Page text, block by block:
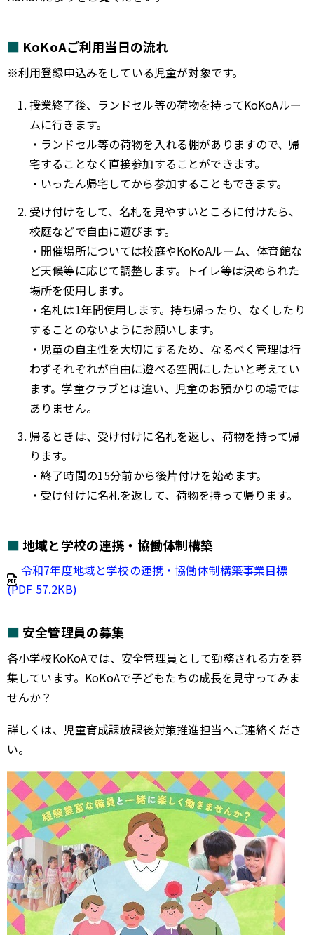
KoKoAご利用当日の流れ
※利用登録申込みをしている児童が対象です。
授業終了後、ランドセル等の荷物を持ってKoKoAルー
ムに行きます。
・ランドセル等の荷物を入れる棚がありますので、帰
宅することなく直接参加することができます。
・いったん帰宅してから参加することもできます。
受け付けをして、名札を見やすいところに付けたら、
校庭などで自由に遊びます。
・開催場所については校庭やKoKoAルーム、体育館な
ど天候等に応じて調整します。トイレ等は決められた
場所を使用します。
・名札は1年間使用します。持ち帰ったり、なくしたり
することのないようにお願いします。
・児童の自主性を大切にするため、なるべく管理は行
わずそれぞれが自由に遊べる空間にしたいと考えてい
ます。学童クラブとは違い、児童のお預かりの場では
ありません。
帰るときは、受け付けに名札を返し、荷物を持って帰
ります。
・終了時間の15分前から後片付けを始めます。
・受け付けに名札を返して、荷物を持って帰ります。
地域と学校の連携・協働体制構築
令和7年度地域と学校の連携・協働体制構築事業目標
(PDF 57.2KB)
安全管理員の募集
各小学校KoKoAでは、安全管理員として勤務される方を募
集しています。KoKoAで子どもたちの成長を見守ってみま
せんか？
詳しくは、児童育成課放課後対策推進担当へご連絡くださ
い。